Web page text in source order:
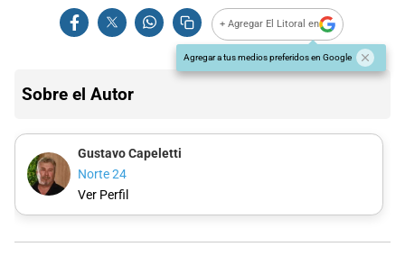
+ Agregar El Litoral en
Agregar a tus medios preferidos en Google
Sobre el Autor
Gustavo Capeletti
Norte 24
Ver Perfil